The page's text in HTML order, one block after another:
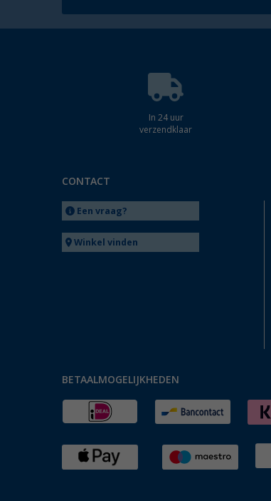
In 24 uur
verzendklaar
CONTACT
Een vraag?
Winkel vinden
BETAALMOGELIJKHEDEN